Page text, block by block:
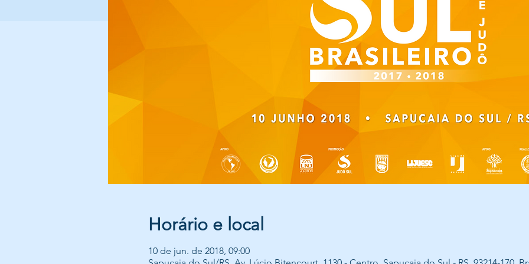
Horário e local
10 de jun. de 2018, 09:00